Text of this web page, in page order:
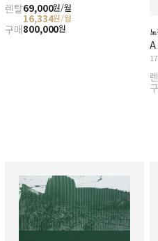
렌탈69,000원/월
16,334원/월
구매800,000원